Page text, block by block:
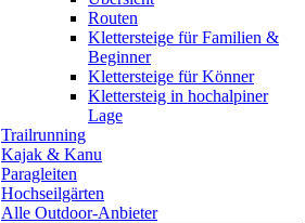
Routen
Klettersteige für Familien &
Beginner
Klettersteige für Könner
Klettersteig in hochalpiner
Lage
Trailrunning
Kajak & Kanu
Paragleiten
Hochseilgärten
Alle Outdoor-Anbieter